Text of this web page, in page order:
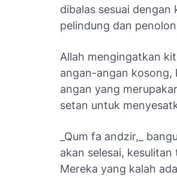
dibalas sesuai
pelindung dan
Allah mengingatkan
angan-angan kosong,
angan yang
setan untuk
_Qum fa andzir,_
akan selesai,
Mereka yang kalah